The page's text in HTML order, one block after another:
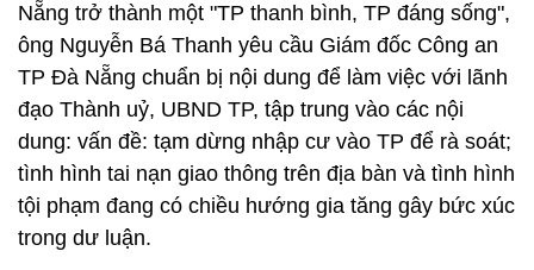
Nẵng trở thành một "TP thanh bình, TP đáng sống",
ông Nguyễn Bá Thanh yêu cầu Giám đốc Công an
TP Đà Nẵng chuẩn bị nội dung để làm việc với lãnh
đạo Thành uỷ, UBND TP, tập trung vào các nội
dung: vấn đề: tạm dừng nhập cư vào TP để rà soát;
tình hình tai nạn giao thông trên địa bàn và tình hình
tội phạm đang có chiều hướng gia tăng gây bức xúc
trong dư luận.